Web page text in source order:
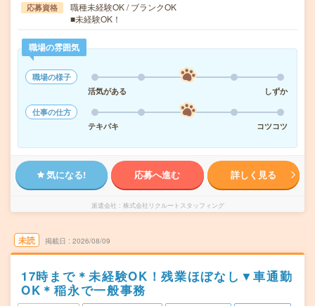
応募資格
職種未経験OK / ブランクOK
■未経験OK！
職場の雰囲気
職場の様子
活気がある
しずか
仕事の仕方
テキパキ
コツコツ
気になる! 応募へ進む 詳しく見る
派遣会社 株式会社リクルートスタッフィング
未読 掲載日 2026/08/09
17時まで＊未経験OK！残業ほぼなし▼車通勤
OK＊稲永で一般事務